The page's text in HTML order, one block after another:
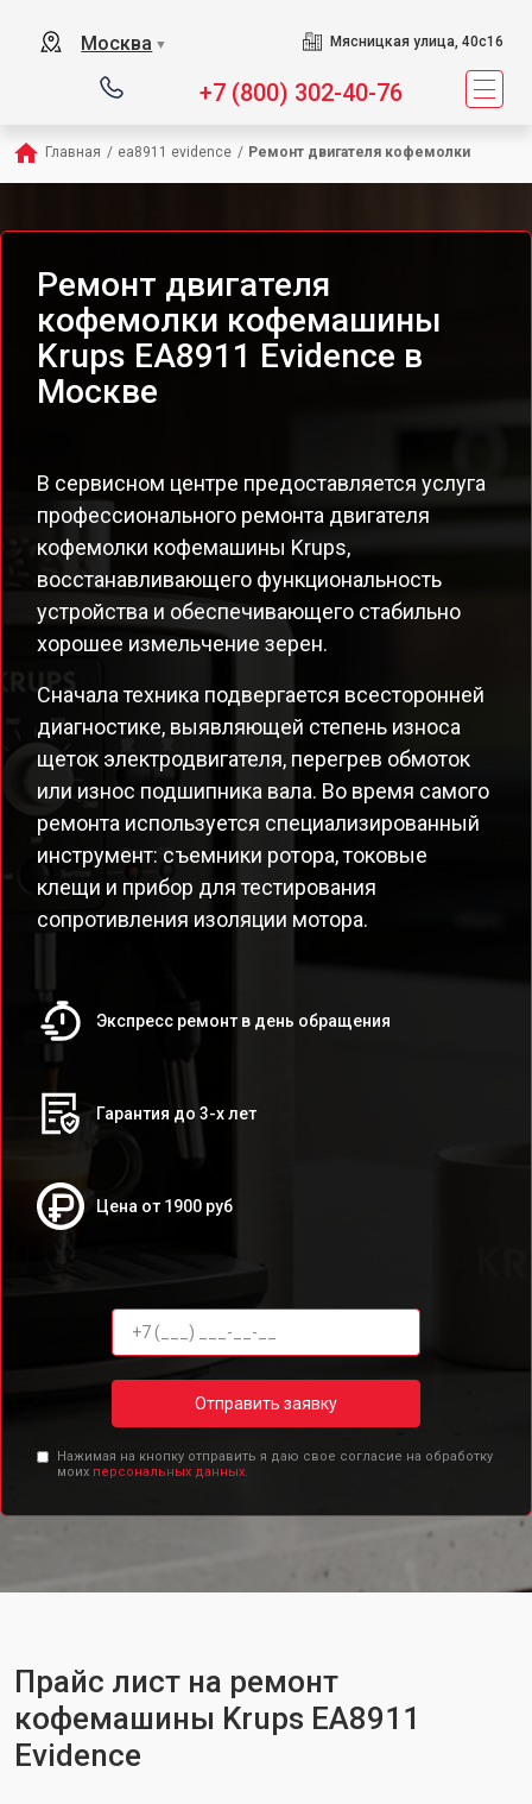
Москва ▼ Мясницкая улица, 40с16
+7 (800) 302-40-76
Главная / ea8911 evidence / Ремонт двигателя кофемолки
Ремонт двигателя
кофемолки кофемашины
Krups EA8911 Evidence в
Москве
В сервисном центре предоставляется услуга
профессионального ремонта двигателя
кофемолки кофемашины Krups,
восстанавливающего функциональность
устройства и обеспечивающего стабильно
хорошее измельчение зерен.
Сначала техника подвергается всесторонней
диагностике, выявляющей степень износа
щеток электродвигателя, перегрев обмоток
или износ подшипника вала. Во время самого
ремонта используется специализированный
инструмент: съемники ротора, токовые
клещи и прибор для тестирования
сопротивления изоляции мотора.
Экспресс ремонт в день обращения
Гарантия до 3-х лет
Цена от 1900 руб
Отправить заявку
Нажимая на кнопку отправить я даю свое согласие на обработку
моих персональных данных.
Прайс лист на ремонт
кофемашины Krups EA8911
Evidence